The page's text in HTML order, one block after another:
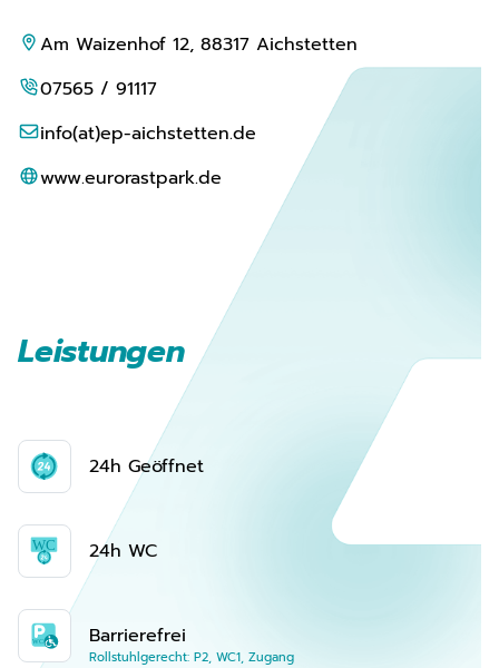
Am Waizenhof 12, 88317 Aichstetten
07565 / 91117
info(at)ep-aichstetten.de
www.eurorastpark.de
Leistungen
24h Geöffnet
24h WC
Barrierefrei
Rollstuhlgerecht: P2, WC1, Zugang